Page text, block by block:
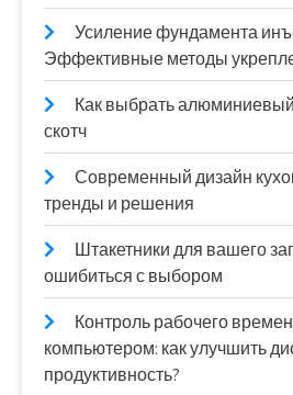
Усиление фундамента
Эффективные методы
Как выбрать
скотч
Современный дизайн
тренды и решения
Штакетники для вашего
ошибиться с выбором
Контроль рабочего
компьютером: как улучшить
продуктивность?